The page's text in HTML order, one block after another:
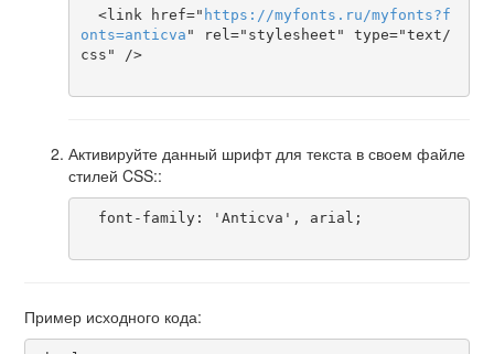
  <link href="
https ://myfonts . ru/myfonts?f
onts=anticva " rel="stylesheet" type="text/
css" />
Активируйте данный шрифт для текста в своем файле
стилей CSS::
Пример исходного кода: